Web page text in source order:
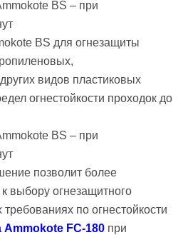
BS для огнезащиты
видов пластиковых
огнестойкости проходок до
позволит более
выбору огнезащитного
по огнестойкости
FC-180 при